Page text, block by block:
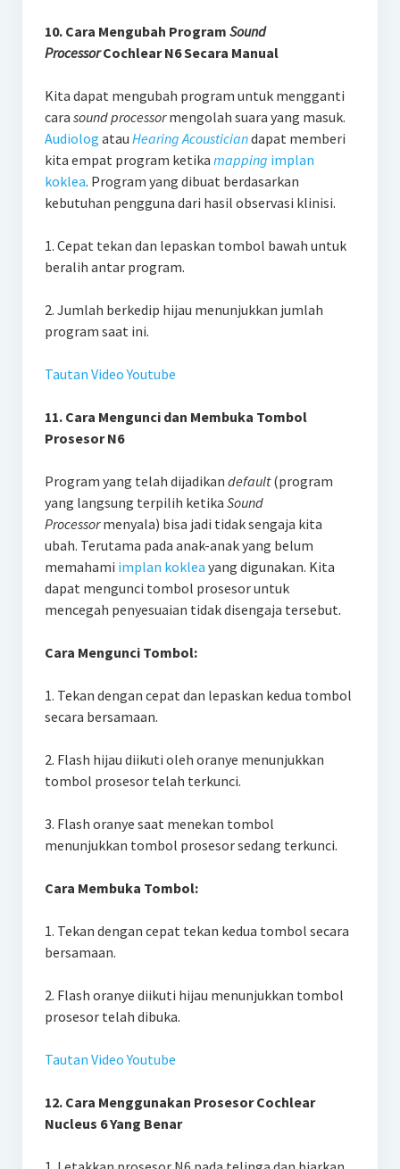
10. Cara Mengubah Program Sound
ProcessorCochlear N6 Secara Manual
Kita dapat mengubah program untuk mengganti
cara sound processormengolah suara yang masuk.
Audiolog atau Hearing Acousticiandapat memberi
kita empat program ketika mapping implan
koklea. Program yang dibuat berdasarkan
kebutuhan pengguna dari hasil observasi klinisi.
1. Cepat tekan dan lepaskan tombol bawah untuk
beralih antar program.
2. Jumlah berkedip hijau menunjukkan jumlah
program saat ini.
Tautan Video Youtube
11. Cara Mengunci dan Membuka Tombol
Prosesor N6
Program yang telah dijadikan default(program
yang langsung terpilih ketika Sound
Processormenyala) bisa jadi tidak sengaja kita
ubah. Terutama pada anak-anak yang belum
memahami implan koklea yang digunakan. Kita
dapat mengunci tombol prosesor untuk
mencegah penyesuaian tidak disengaja tersebut.
Cara Mengunci Tombol:
1. Tekan dengan cepat dan lepaskan kedua tombol
secara bersamaan.
2. Flash hijau diikuti oleh oranye menunjukkan
tombol prosesor telah terkunci.
3. Flash oranye saat menekan tombol
menunjukkan tombol prosesor sedang terkunci.
Cara Membuka Tombol:
1. Tekan dengan cepat tekan kedua tombol secara
bersamaan.
2. Flash oranye diikuti hijau menunjukkan tombol
prosesor telah dibuka.
Tautan Video Youtube
12. Cara Menggunakan Prosesor Cochlear
Nucleus 6 Yang Benar